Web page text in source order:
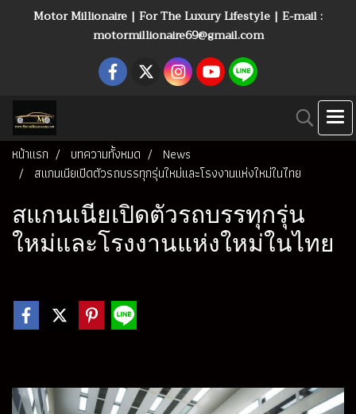
Motor Millionaire | For The Luxury Lifestyle | E-mail :
motormillionaire69@gmail.com
หน้าแรก บทความทั้งหมด
News
สแกนเนียเปิดตัวรถบรรทุกรุ่นใหม่และโรงงานแห่งใหม่ในไทย
สแกนเนียเปิดตัวรถบรรทุกรุ่น
ใหม่และโรงงานแห่งใหม่ในไทย